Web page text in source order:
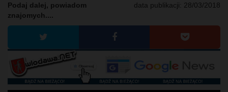
data publikacji: 28/03/2018
Podaj dalej, powiadom
znajomych....